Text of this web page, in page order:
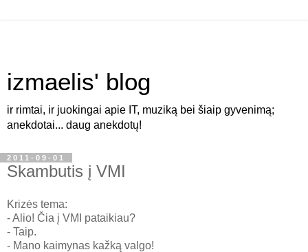
izmaelis' blog
ir rimtai, ir juokingai apie IT, muziką bei šiaip gyvenimą;
anekdotai... daug anekdotų!
2011-09-01
Skambutis į VMI
Krizės tema:
- Alio! Čia į VMI pataikiau?
- Taip.
- Mano kaimynas kažką valgo!